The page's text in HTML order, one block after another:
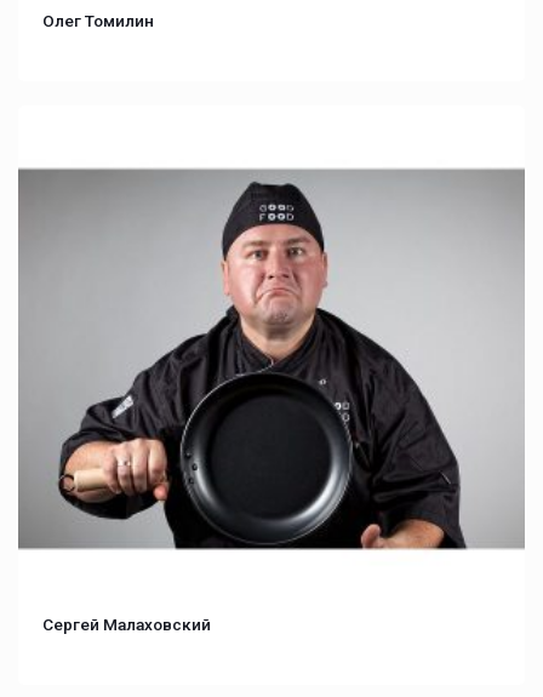
Олег Томилин
Сергей Малаховский